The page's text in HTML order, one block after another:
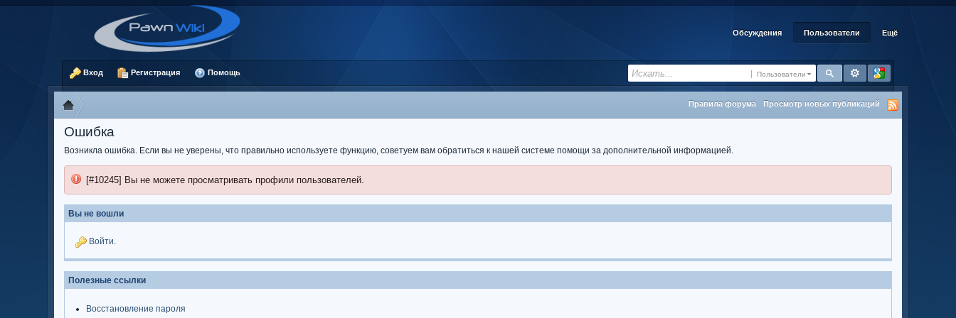
Обсуждения Пользователи Ещё
Пользователи
Вход Регистрация Помощь
Правила форума Просмотр новых публикаций
Ошибка
Возникла ошибка. Если вы не уверены, что правильно используете функцию, советуем вам обратиться к нашей системе помощи за дополнительной информацией.
[#10245] Вы не можете просматривать профили пользователей.
Вы не вошли
Войти.
Полезные ссылки
Восстановление пароля